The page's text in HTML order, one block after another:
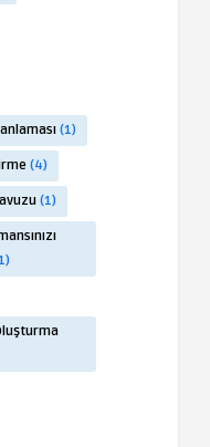
(1)
(4)
(1)